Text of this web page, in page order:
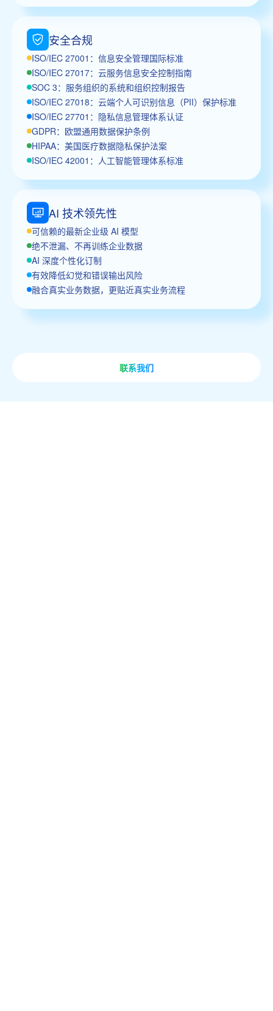
安全合规
ISO/IEC 27001：信息安全管理国际标准
ISO/IEC 27017：云服务信息安全控制指南
SOC 3：服务组织的系统和组织控制报告
ISO/IEC 27018：云端个人可识别信息（PII）保护标准
ISO/IEC 27701：隐私信息管理体系认证
GDPR：欧盟通用数据保护条例
HIPAA：美国医疗数据隐私保护法案
ISO/IEC 42001：人工智能管理体系标准
AI 技术领先性
可信赖的最新企业级 AI 模型
绝不泄漏、不再训练企业数据
AI 深度个性化订制
有效降低幻觉和错误输出风险
融合真实业务数据，更贴近真实业务流程
联系我们